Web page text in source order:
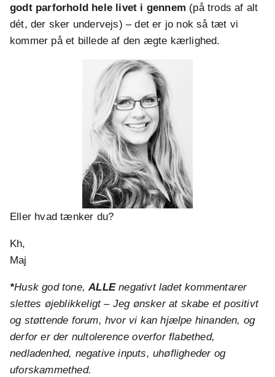
godt parforhold hele livet i gennem (på trods af alt
dét, der sker undervejs) – det er jo nok så tæt vi
kommer på et billede af den ægte kærlighed.
Eller hvad tænker du?
Kh,
Maj
*Husk god tone,ALLEnegativt ladet kommentarer
slettes øjeblikkeligt – Jeg ønsker at skabe et positivt
og støttende forum, hvor vi kan hjælpe hinanden, og
derfor er der nultolerence overfor flabethed,
nedladenhed, negative inputs, uhøfligheder og
uforskammethed.